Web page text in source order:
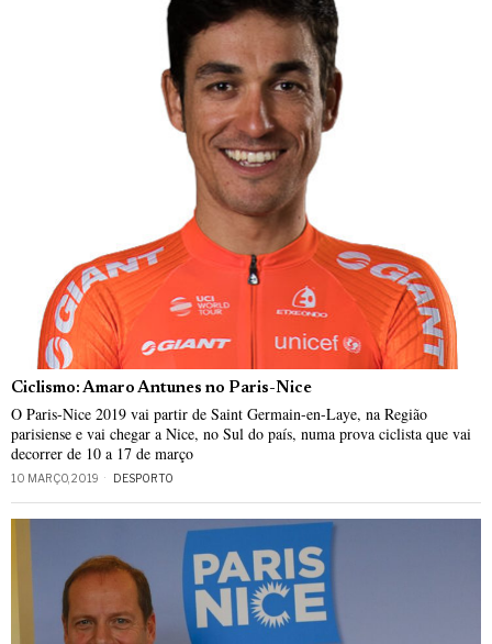
Ciclismo: Amaro Antunes no Paris-Nice
O Paris-Nice 2019 vai partir de Saint Germain-en-Laye, na Região
parisiense e vai chegar a Nice, no Sul do país, numa prova ciclista que vai
decorrer de 10 a 17 de março
10 MARÇO, 2019 DESPORTO